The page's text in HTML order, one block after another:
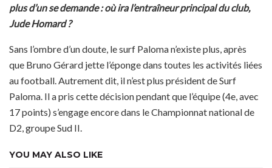
plus d’un se demande : où ira l’entraîneur principal du club,
Jude Homard ?
Sans l’ombre d’un doute, le surf Paloma n’existe plus, après
que Bruno Gérard jette l’éponge dans toutes les activités liées
au football. Autrement dit, il n’est plus président de Surf
Paloma. Il a pris cette décision pendant que l’équipe (4e, avec
17 points) s’engage encore dans le Championnat national de
D2, groupe Sud II.
YOU MAY ALSO LIKE